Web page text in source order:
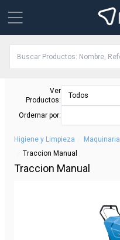
Ver
Productos:
Todos
Ordernar por:
Higiene y Limpieza Maquinaria
Traccion Manual
Traccion Manual